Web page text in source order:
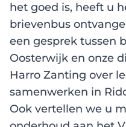
het goed is, heeft u
brievenbus
een gesprek tussen
Oosterwijk en onze
Harro Zanting over
samenwerken in
Ook vertellen we u